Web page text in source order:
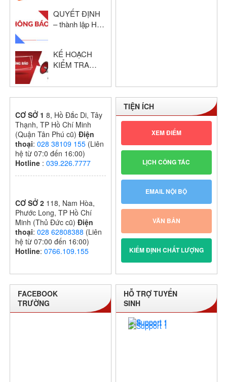
NĂM HỌC:
2024 – 2025
QUYẾT ĐỊNH
– thành lập Hội
giỏi cấp trường
KẾ HOẠCH
KIỂM TRA
I – KHỐI THPT
NĂM HỌC:
CƠ SỞ 18, Hồ Đắc Di, Tây
Thạnh, TP Hồ Chí Minh
(Quận Tân Phú cũ) Điện
thoại:028 38109 155 (Liên
hệ từ 07:0 đến 16:00)
Hotline :039.226.7777
CƠ SỞ 2 118, Nam Hòa,
Phước Long, TP Hồ Chí
Minh (Thủ Đức cũ) Điện
thoại:028 62808388 (Liên
hệ từ 07:00 đến 16:00)
Hotline:0766.109.155
TIỆN ÍCH
XEM ĐIỂM
LỊCH CÔNG TÁC
EMAIL NỘI BỘ
VĂN BẢN
KIỂM ĐỊNH CHẤT LƯỢNG
FACEBOOK
TRƯỜNG
HỖ TRỢ TUYỂN
SINH